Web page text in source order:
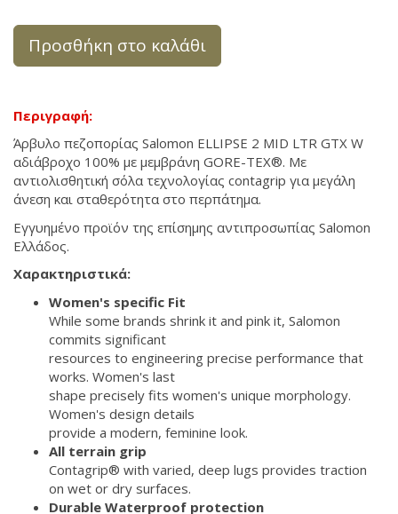
Προσθήκη στο καλάθι
Περιγραφή:
Άρβυλο πεζοπορίας Salomon ELLIPSE 2 MID LTR GTX W
αδιάβροχο 100% με μεμβράνη GORE-TEX®. Με
αντιολισθητική σόλα τεχνολογίας contagrip για μεγάλη
άνεση και σταθερότητα στο περπάτημα.
Εγγυημένο προϊόν της επίσημης αντιπροσωπίας Salomon
Ελλάδος.
Χαρακτηριστικά:
Women's specific Fit
While some brands shrink it and pink it, Salomon
commits significant
resources to engineering precise performance that
works. Women's last
shape precisely fits women's unique morphology.
Women's design details
provide a modern, feminine look.
All terrain grip
Contagrip® with varied, deep lugs provides traction
on wet or dry surfaces.
Durable Waterproof protection